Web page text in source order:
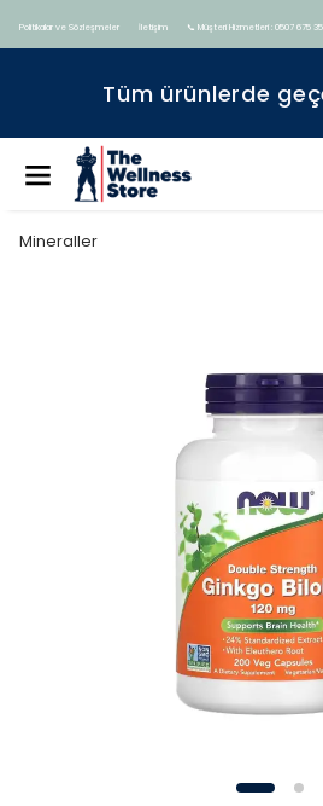
Politikalar ve Sözleşmeler İletişim 📞 Müşteri Hizmetleri : 0507 675
Tüm ürünlerde
Mineraller